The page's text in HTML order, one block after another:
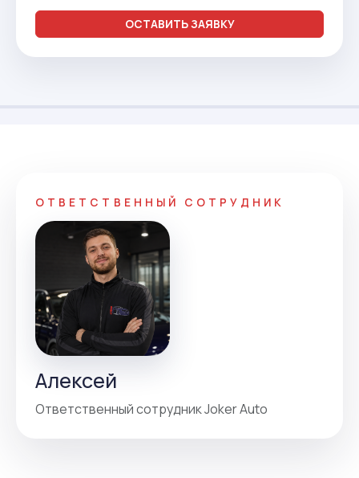
ОСТАВИТЬ ЗАЯВКУ
ОТВЕТСТВЕННЫЙ СОТРУДНИК
Алексей
Ответственный сотрудник Joker Auto